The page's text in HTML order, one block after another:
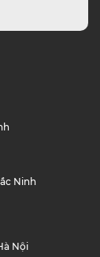
Ninh
Nội